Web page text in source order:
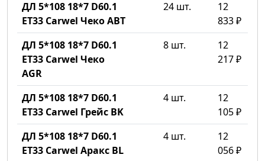
ДЛ 5*108 18*7 D60.1
ET33 Carwel Чеко ABT
24 шт.
12
833 ₽
ДЛ 5*108 18*7 D60.1
ET33 Carwel Чеко
AGR
8 шт.
12
217 ₽
ДЛ 5*108 18*7 D60.1
ET33 Carwel Грейс BK
4 шт.
12
105 ₽
ДЛ 5*108 18*7 D60.1
ET33 Carwel Аракс BL
4 шт.
12
056 ₽